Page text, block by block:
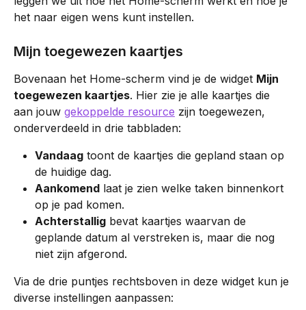
het naar eigen wens kunt instellen.
Mijn toegewezen kaartjes
Bovenaan het Home-scherm vind je de widget Mijn
toegewezen kaartjes. Hier zie je alle kaartjes die
aan jouw gekoppelde resource zijn toegewezen,
onderverdeeld in drie tabbladen:
Vandaag toont de kaartjes die gepland staan op
de huidige dag.
Aankomend laat je zien welke taken binnenkort
op je pad komen.
Achterstallig bevat kaartjes waarvan de
geplande datum al verstreken is, maar die nog
niet zijn afgerond.
Via de drie puntjes rechtsboven in deze widget kun je
diverse instellingen aanpassen: